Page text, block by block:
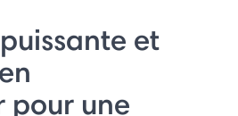
et
pour une